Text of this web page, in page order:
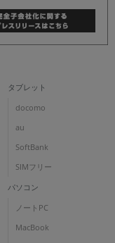
タブレット
docomo
au
SoftBank
SIMフリー
パソコン
ノートPC
MacBook